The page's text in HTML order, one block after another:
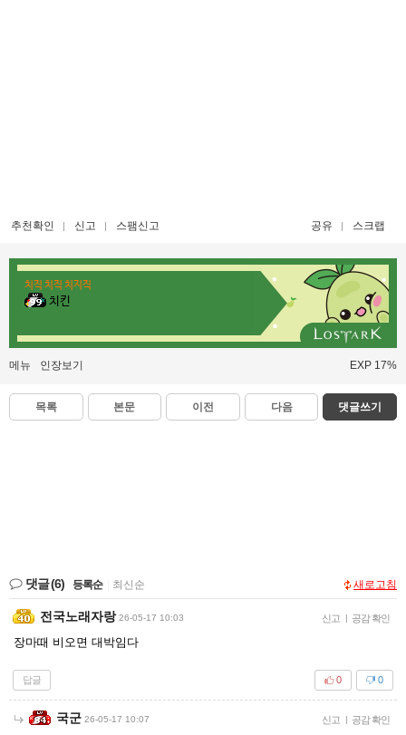
추천확인 신고 스팸신고 공유 스크랩
치직 치직 치지직
치킨
메뉴 인장보기 EXP 17%
목록 본문 이전 다음 댓글쓰기
댓글(6) 등록순 최신순 새로고침
전국노래자랑 26-05-17 10:03 신고 | 공감 확인
장마때 비오면 대박임다
답글 0
0
국군 26-05-17 10:07 신고 | 공감 확인